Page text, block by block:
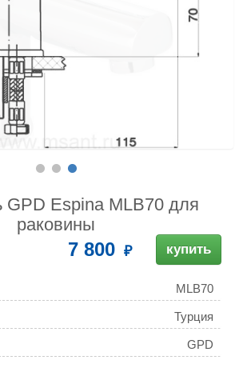
GPD Espina MLB70 для
раковины
7 800 купить
MLB70
Турция
GPD